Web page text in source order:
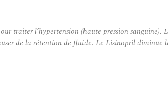
traiter l’hypertension (haute pression
de la rétention de fluide. Le Lisinopril diminue